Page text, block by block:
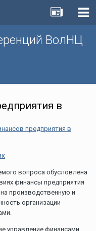
ВолНЦ
в
предприятия в
вопроса обусловлена
финансы предприятия
производственную и
организации
управление финансами